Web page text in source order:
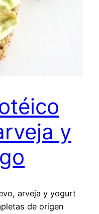
y
arveja y yogurt
de origen